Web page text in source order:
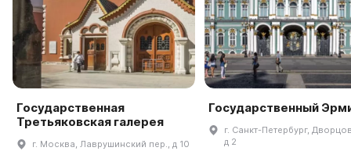
Государственная
Третьяковская галерея
г. Москва, Лаврушинский пер., д 10
Государственный
г. Санкт-Петербург,
д 2